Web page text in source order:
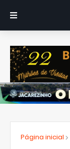
Página inicial